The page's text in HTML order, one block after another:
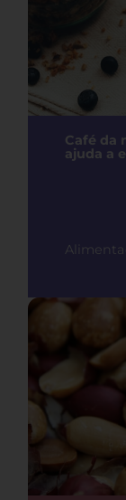
Café da
ajuda a